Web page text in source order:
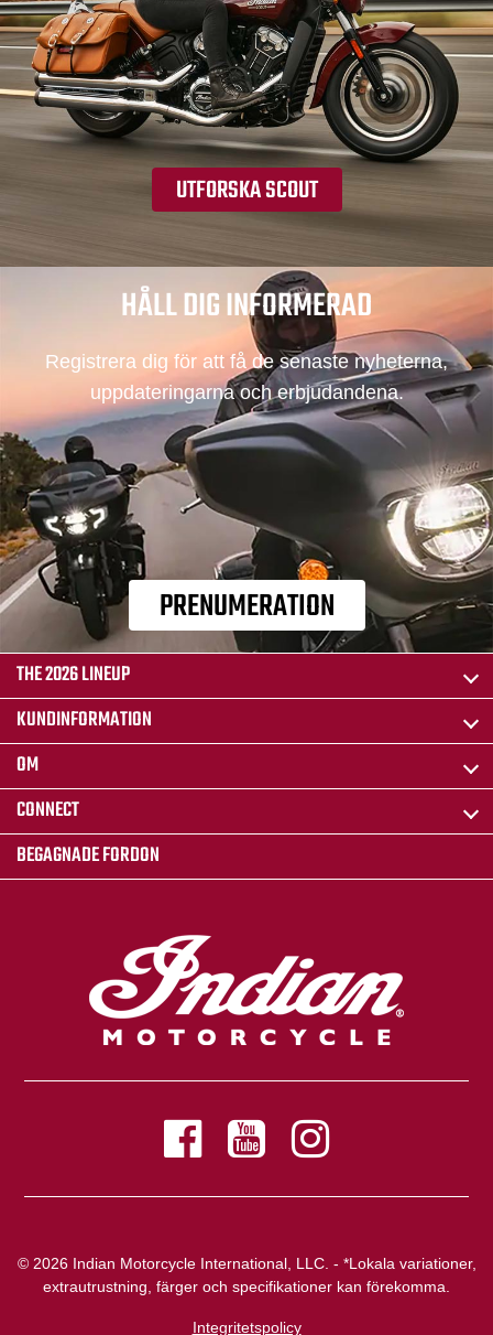
UTFORSKA SCOUT
HÅLL DIG INFORMERAD
Registrera dig för att få de senaste nyheterna,
uppdateringarna och erbjudandena.
PRENUMERATION
THE 2026 LINEUP
KUNDINFORMATION
OM
CONNECT
BEGAGNADE FORDON
© 2026 Indian Motorcycle International, LLC. - *Lokala variationer,
extrautrustning, färger och specifikationer kan förekomma.
Integritetspolicy